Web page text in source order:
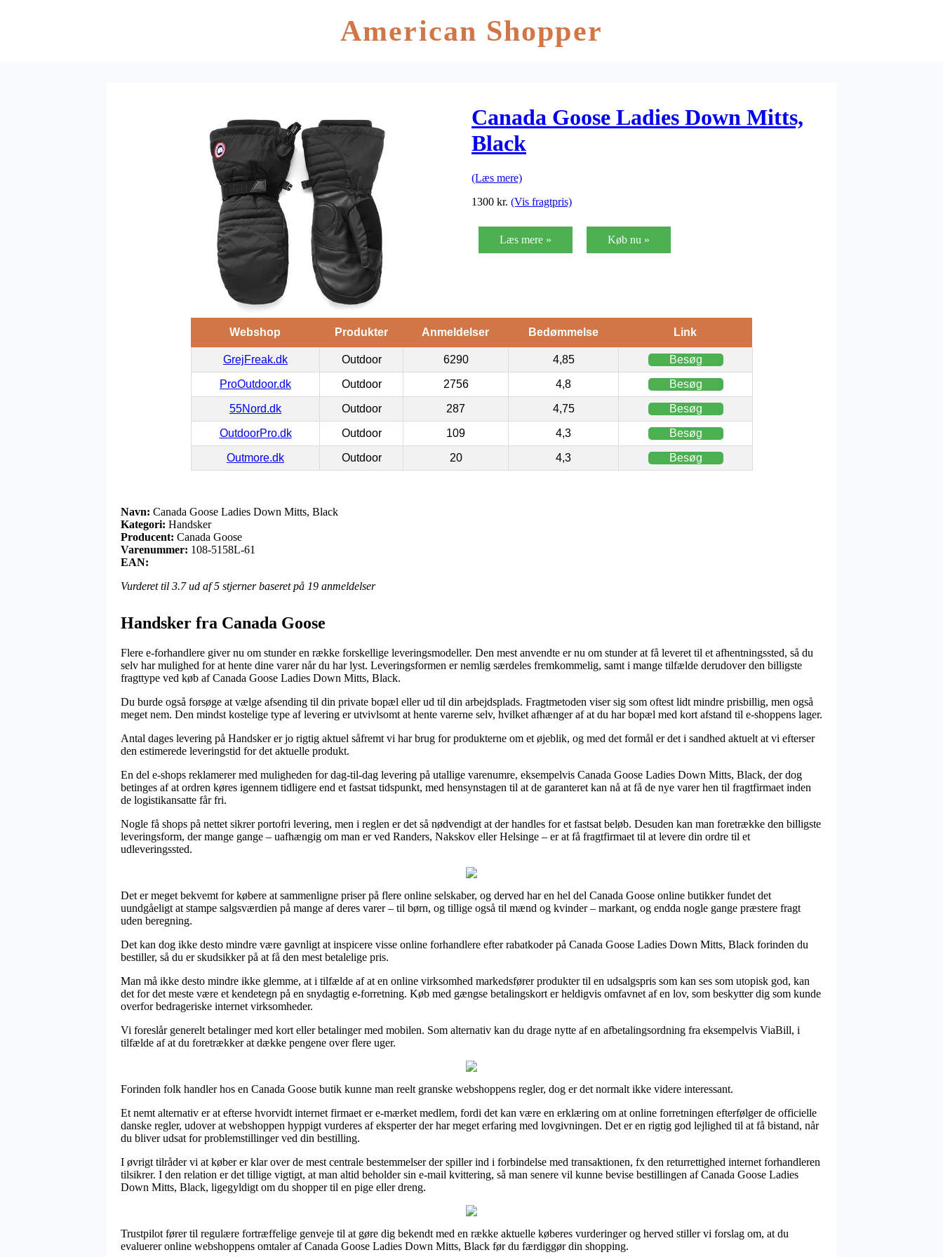
American Shopper
Canada Goose Ladies Down Mitts,
Black
(Læs mere)
1300 kr. (Vis fragtpris)
Læs mere » Køb nu »
Webshop Produkter Anmeldelser Bedømmelse Link
GrejFreak.dk Outdoor 6290 4,85 Besøg
ProOutdoor.dk Outdoor 2756 4,8 Besøg
55Nord.dk Outdoor 287 4,75 Besøg
OutdoorPro.dk Outdoor 109 4,3 Besøg
Outmore.dk Outdoor 20 4,3 Besøg
Navn: Canada Goose Ladies Down Mitts, Black
Kategori: Handsker
Producent: Canada Goose
Varenummer: 108-5158L-61
EAN:
Vurderet til 3.7ud af 5 stjerner baseret på 19 anmeldelser
Handsker fra Canada Goose
Flere e-forhandlere giver nu om stunder en række forskellige leveringsmodeller. Den mest anvendte er nu om stunder at få leveret til et afhentningssted, så du
selv har mulighed for at hente dine varer når du har lyst. Leveringsformen er nemlig særdeles fremkommelig, samt i mange tilfælde derudover den billigste
fragttype ved køb af Canada Goose Ladies Down Mitts, Black.
Du burde også forsøge at vælge afsending til din private bopæl eller ud til din arbejdsplads. Fragtmetoden viser sig som oftest lidt mindre prisbillig, men også
meget nem. Den mindst kostelige type af levering er utvivlsomt at hente varerne selv, hvilket afhænger af at du har bopæl med kort afstand til e-shoppens lager.
Antal dages levering på Handsker er jo rigtig aktuel såfremt vi har brug for produkterne om et øjeblik, og med det formål er det i sandhed aktuelt at vi efterser
den estimerede leveringstid for det aktuelle produkt.
En del e-shops reklamerer med muligheden for dag-til-dag levering på utallige varenumre, eksempelvis Canada Goose Ladies Down Mitts, Black, der dog
betinges af at ordren køres igennem tidligere end et fastsat tidspunkt, med hensynstagen til at de garanteret kan nå at få de nye varer hen til fragtfirmaet inden
de logistikansatte får fri.
Nogle få shops på nettet sikrer portofri levering, men i reglen er det så nødvendigt at der handles for et fastsat beløb. Desuden kan man foretrække den billigste
leveringsform, der mange gange – uafhængig om man er ved Randers, Nakskov eller Helsinge – er at få fragtfirmaet til at levere din ordre til et
udleveringssted.
Det er meget bekvemt for købere at sammenligne priser på flere online selskaber, og derved har en hel del Canada Goose online butikker fundet det
uundgåeligt at stampe salgsværdien på mange af deres varer – til børn, og tillige også til mænd og kvinder – markant, og endda nogle gange præstere fragt
uden beregning.
Det kan dog ikke desto mindre være gavnligt at inspicere visse online forhandlere efter rabatkoder på Canada Goose Ladies Down Mitts, Black forinden du
bestiller, så du er skudsikker på at få den mest betalelige pris.
Man må ikke desto mindre ikke glemme, at i tilfælde af at en online virksomhed markedsfører produkter til en udsalgspris som kan ses som utopisk god, kan
det for det meste være et kendetegn på en snydagtig e-forretning. Køb med gængse betalingskort er heldigvis omfavnet af en lov, som beskytter dig som kunde
overfor bedrageriske internet virksomheder.
Vi foreslår generelt betalinger med kort eller betalinger med mobilen. Som alternativ kan du drage nytte af en afbetalingsordning fra eksempelvis ViaBill, i
tilfælde af at du foretrækker at dække pengene over flere uger.
Forinden folk handler hos en Canada Goose butik kunne man reelt granske webshoppens regler, dog er det normalt ikke videre interessant.
Et nemt alternativ er at efterse hvorvidt internet firmaet er e-mærket medlem, fordi det kan være en erklæring om at online forretningen efterfølger de officielle
danske regler, udover at webshoppen hyppigt vurderes af eksperter der har meget erfaring med lovgivningen. Det er en rigtig god lejlighed til at få bistand, når
du bliver udsat for problemstillinger ved din bestilling.
I øvrigt tilråder vi at køber er klar over de mest centrale bestemmelser der spiller ind i forbindelse med transaktionen, fx den returrettighed internet forhandleren
tilsikrer. I den relation er det tillige vigtigt, at man altid beholder sin e-mail kvittering, så man senere vil kunne bevise bestillingen af Canada Goose Ladies
Down Mitts, Black, ligegyldigt om du shopper til en pige eller dreng.
Trustpilot fører til regulære fortræffelige genveje til at gøre dig bekendt med en række aktuelle køberes vurderinger og herved stiller vi forslag om, at du
evaluerer online webshoppens omtaler af Canada Goose Ladies Down Mitts, Black før du færdiggør din shopping.